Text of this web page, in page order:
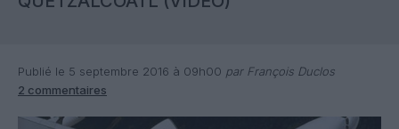
Publié le 5 septembre 2016 à 09h00 par François Duclos
2 commentaires